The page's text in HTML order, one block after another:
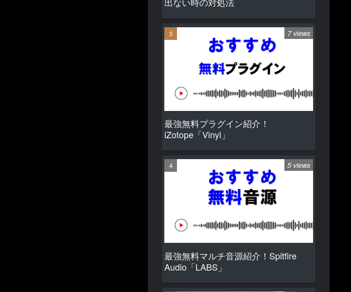
最強無料プラグイン紹介！
iZotope「Vinyl」
7 views
最強無料マルチ音源紹介！Spitfire
Audio「LABS」
5 views